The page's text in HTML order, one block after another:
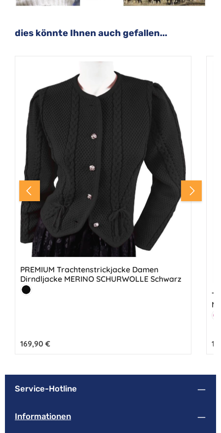
Produktgalerie überspringen
dies könnte Ihnen auch gefallen...
PREMIUM Trachtenstrickjacke Damen
Dirndljacke MERINO SCHURWOLLE Schwarz
Farbe:
Schwarz
Regulärer Preis:
169,90 €
Service-Hotline
Informationen